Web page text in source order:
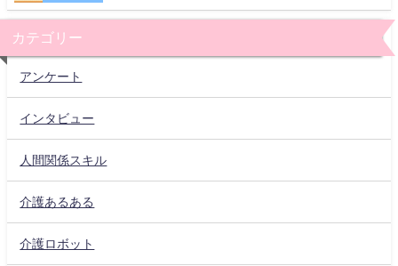
カテゴリー
アンケート
インタビュー
人間関係スキル
介護あるある
介護ロボット